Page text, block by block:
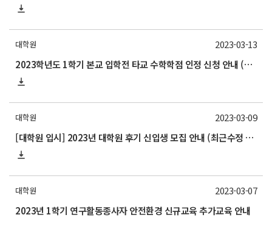
대학원
2023학년도 1학기 본교 입학전 타교 수학학점 인정 신청 안내 (~3/28)
2023-03-13
대학원
[대학원 입시] 2023년 대학원 후기 신입생 모집 안내 (최근수정 03.24)
2023-03-09
대학원
2023년 1학기 연구활동종사자 안전환경 신규교육 추가교육 안내
2023-03-07